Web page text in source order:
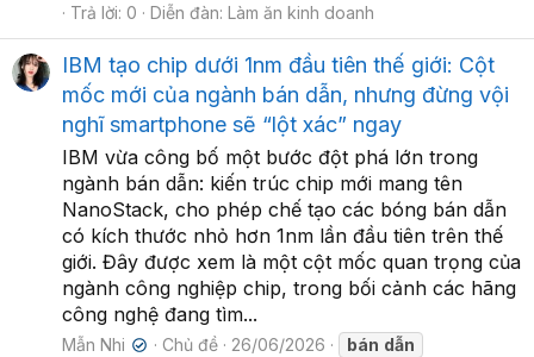
Trả lời: 0
Diễn đàn: Làm ăn kinh doanh
IBM tạo chip dưới 1nm đầu tiên thế giới: Cột
mốc mới của ngành bán dẫn, nhưng đừng vội
nghĩ smartphone sẽ “lột xác” ngay
IBM vừa công bố một bước đột phá lớn trong
ngành bán dẫn: kiến trúc chip mới mang tên
NanoStack, cho phép chế tạo các bóng bán dẫn
có kích thước nhỏ hơn 1nm lần đầu tiên trên thế
giới. Đây được xem là một cột mốc quan trọng của
ngành công nghiệp chip, trong bối cảnh các hãng
công nghệ đang tìm...
Mẫn Nhi ✔ Chủ đề 26/06/2026 bán dẫn